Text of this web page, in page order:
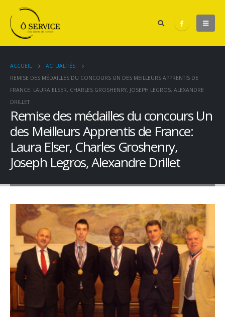
ACCUEIL
ACTUALITÉS
REMISE DES MÉDAILLES DU CONCOURS UN DES MEILLEURS APPRENTIS DE
FRANCE: LAURA ELSER, CHARLES GROSHENRY, JOSEPH LEGROS, ALEXANDRE
DRILLET
Remise des médailles du concours Un
des Meilleurs Apprentis de France:
Laura Elser, Charles Groshenry,
Joseph Legros, Alexandre Drillet